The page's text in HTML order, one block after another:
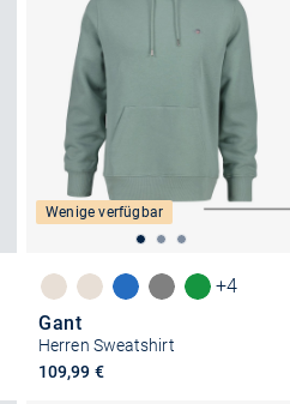
Wenige verfügbar
+4
Gant
Herren Sweatshirt
109,99 €